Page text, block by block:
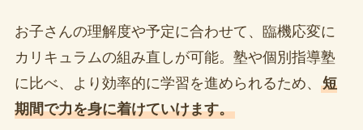
お子さんの理解度や予定に合わせて、臨機応変に
カリキュラムの組み直しが可能。塾や個別指導塾
に比べ、より効率的に学習を進められるため、 短
期間で力を身に着けていけます。